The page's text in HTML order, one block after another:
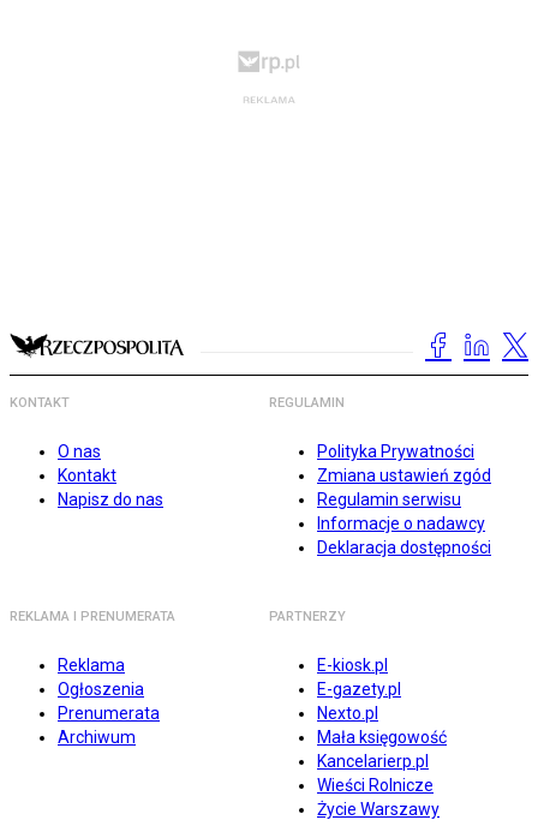
KONTAKT
O nas
Kontakt
Napisz do nas
REGULAMIN
Polityka Prywatności
Zmiana ustawień zgód
Regulamin serwisu
Informacje o nadawcy
Deklaracja dostępności
REKLAMA I PRENUMERATA
Reklama
Ogłoszenia
Prenumerata
Archiwum
PARTNERZY
E-kiosk.pl
E-gazety.pl
Nexto.pl
Mała księgowość
Kancelarierp.pl
Wieści Rolnicze
Życie Warszawy